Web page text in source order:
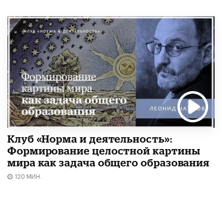
Клуб «Норма и деятельность»:
Формирование целостной картины
мира как задача общего образования
120 МИН.